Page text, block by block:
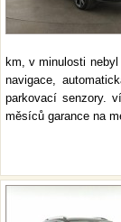
km, v minulosti
navigace,
parkovací senzory.
měsíců garance na